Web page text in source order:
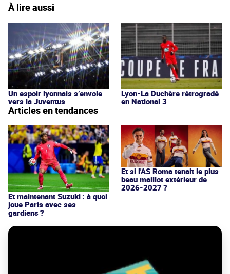
À lire aussi
Un espoir lyonnais s’envole
vers la Juventus
Lyon-La Duchère rétrogradé
en National 3
Articles en tendances
Et maintenant Suzuki : à quoi
joue Paris avec ses
gardiens ?
Et si l'AS Roma tenait le plus
beau maillot extérieur de
2026-2027 ?